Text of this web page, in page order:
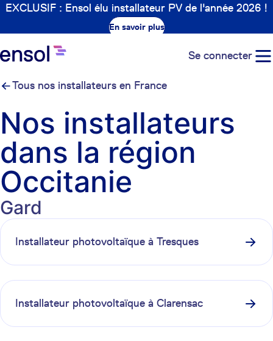
EXCLUSIF : Ensol élu installateur PV de l'année 2026 !
En savoir plus
Se connecter
Tous nos installateurs en France
Nos installateurs
dans la région
Occitanie
Gard
Installateur photovoltaïque à Tresques
Installateur photovoltaïque à Clarensac